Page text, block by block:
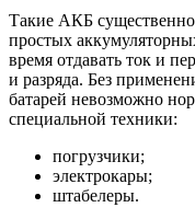
Такие АКБ
простых
время отдавать ток и
и разряда. Без
батарей невозможно
специальной техники:
погрузчики;
электрокары;
штабелеры.